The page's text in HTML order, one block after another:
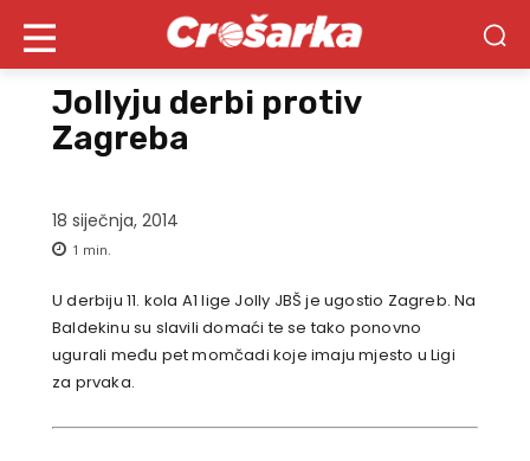
Jollyju derbi protiv
Zagreba
18 siječnja, 2014
1 min.
U derbiju 11. kola A1 lige Jolly JBŠ je ugostio Zagreb. Na
Baldekinu su slavili domaći te se tako ponovno
ugurali među pet momčadi koje imaju mjesto u Ligi
za prvaka.